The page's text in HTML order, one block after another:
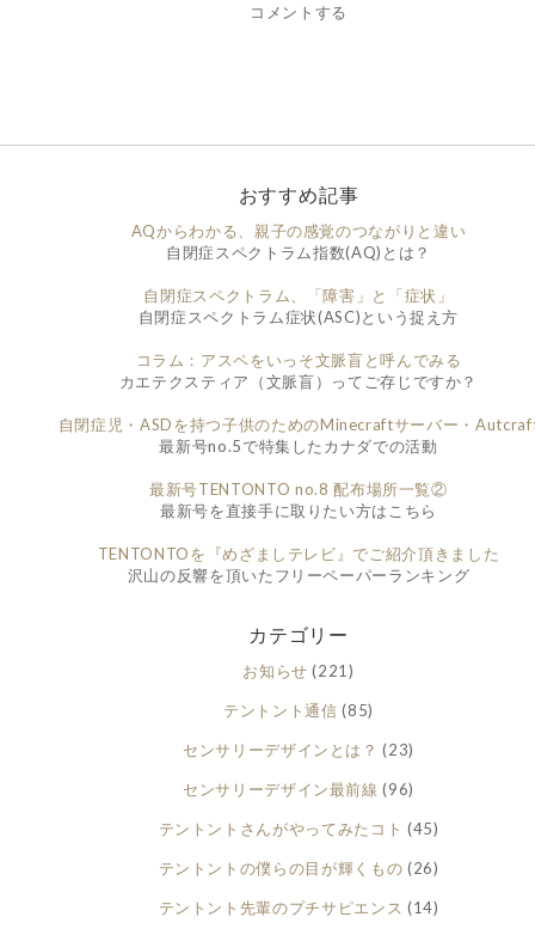
コメントする
おすすめ記事
AQからわかる、親子の感覚のつながりと違い
自閉症スペクトラム指数(AQ)とは？
自閉症スペクトラム、「障害」と「症状」
自閉症スペクトラム症状(ASC)という捉え方
コラム：アスペをいっそ文脈盲と呼んでみる
カエテクスティア（文脈盲）ってご存じですか？
自閉症児・ASDを持つ子供のためのMinecraftサーバー・
最新号no.5で特集したカナダでの活動
最新号TENTONTO no.8 配布場所一覧②
最新号を直接手に取りたい方はこちら
TENTONTOを『めざましテレビ』でご紹介頂きました
沢山の反響を頂いたフリーペーパーランキング
カテゴリー
お知らせ (221)
テントント通信 (85)
センサリーデザインとは？ (23)
センサリーデザイン最前線 (96)
テントントさんがやってみたコト (45)
テントントの僕らの目が輝くもの (26)
テントント先輩のプチサピエンス (14)